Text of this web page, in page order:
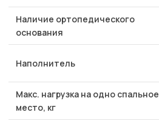
Наличие ортопедического
основания
Наполнитель
Макс. нагрузка на одно спальное
место, кг